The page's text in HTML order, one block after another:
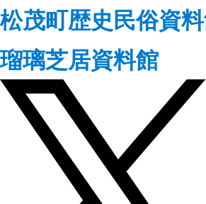
松茂町歴史民俗資
瑠璃芝居資料館